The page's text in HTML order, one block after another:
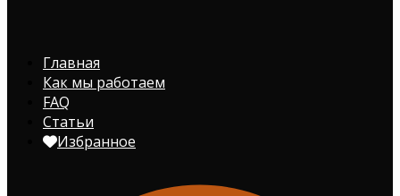
Главная
Как мы работаем
FAQ
Статьи
Избранное